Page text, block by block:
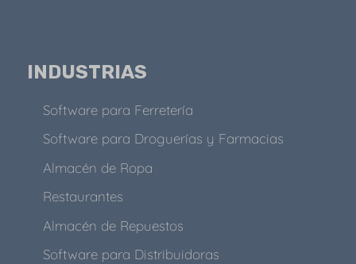
INDUSTRIAS
Software para Ferretería
Software para Droguerías y Farmacias
Almacén de Ropa
Restaurantes
Almacén de Repuestos
Software para Distribuidoras